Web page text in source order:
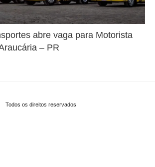
abre vaga para Motorista
– PR
Todos os direitos reservados